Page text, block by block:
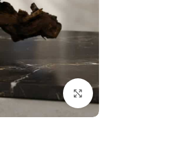
بزرگنمایی تصویر